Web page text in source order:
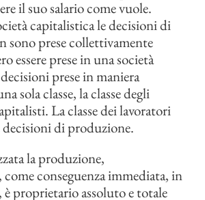
il suo salario come vuole.
capitalistica le decisioni di
sono prese collettivamente
essere prese in una società
prese in maniera
sola classe, la classe degli
La classe dei lavoratori
di produzione.
la produzione,
conseguenza immediata, in
proprietario assoluto e totale